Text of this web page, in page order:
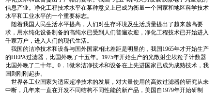
信息产业。净化工程技术水平在某种意义上已成为衡量一个国家和地区科学技术
水平和工业水平的一个重要标志。
随着我国人民生活水平提高，人们对生存环境及生活质量提出了越来越高要
求，用水纯化设备制备的高纯水已受到人们普遍欢迎，净化工程技术已开始进入
千家万户，进入人们的现代生活。
我国的洁净技术和设备与国外国家相比差距是明显的，我国1965年才开始生产
的HEPA过滤器，比国外晚了十五年。1975年开始生产的光散射尘埃粒子计数器
比国外晚了二十年。0．1微米洁净技术和设备在上先进国家已成为成熟技术，我
国则刚刚起步。
世界各工业国家为适应超净技术的发展，对大量使用的高效过滤器的研究从未
中断，几年来一直在开发不同结构不同性能的新产品，美国自1979年开始研制